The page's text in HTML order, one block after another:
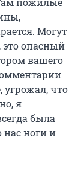
Могут
это опасный
вашего
угрожал, что
я
была
ноги и